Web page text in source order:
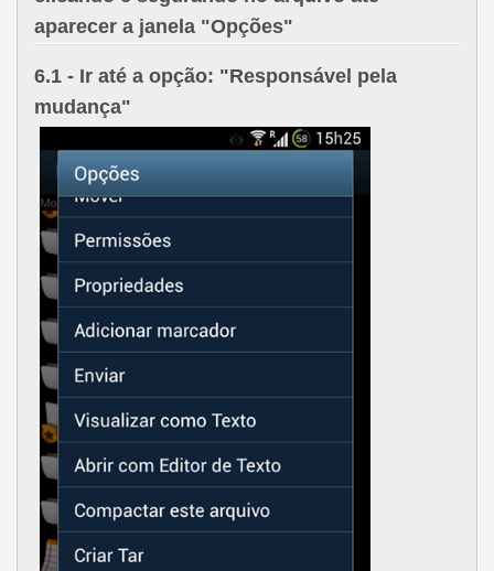
aparecer a janela "Opções"
6.1- Ir até a opção: "Responsável pela
mudança"